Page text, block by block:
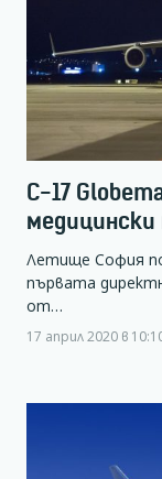
С-17
Летище София
първата
от…
17 април 2020 в